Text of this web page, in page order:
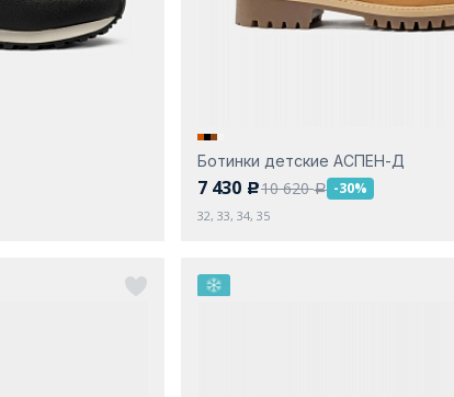
Ботинки детские АСПЕН-Д
7 430 c10 620a -30%
32, 33, 34, 35